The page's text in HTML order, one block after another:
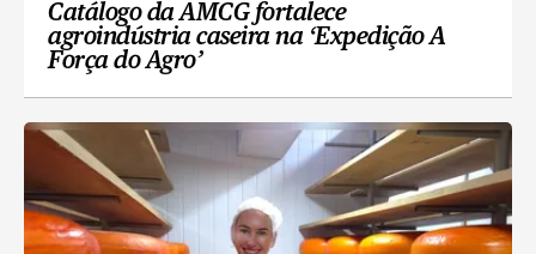
Catálogo da AMCG fortalece
agroindústria caseira na ‘Expedição A
Força do Agro’